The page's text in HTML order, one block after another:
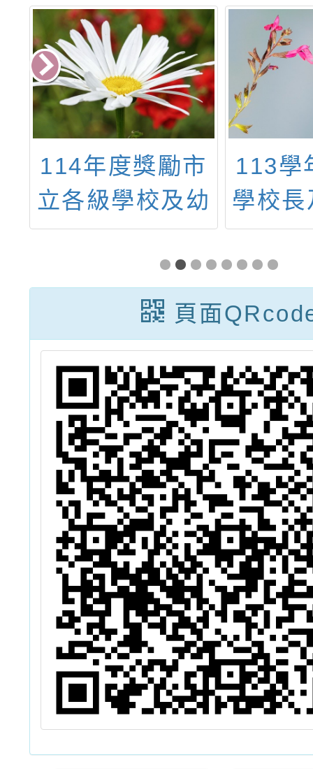
114年度獎勵市
立各級學校及幼
兒園績優教師與
行政人員國內外
全時進修研究實
施計畫延長申請
113學
學校
業學
頁面